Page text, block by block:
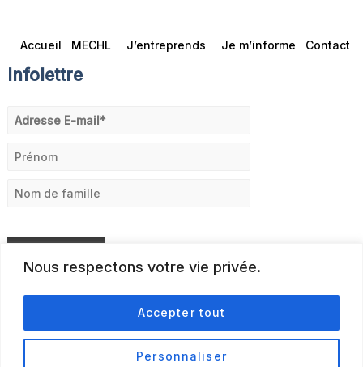
Nous respectons votre vie privée.
Personnaliser
Accepter tout
Accueil MECHL J’entreprends Je m’informe Contact
Infolettre